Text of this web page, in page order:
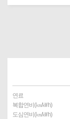
연료
복합연비(㎞/㎾h)
도심연비(㎞/㎾h)